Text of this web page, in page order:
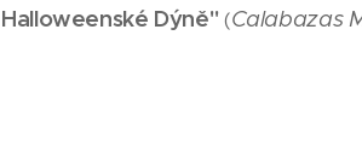
Halloweenské Dýně"(Calabazas